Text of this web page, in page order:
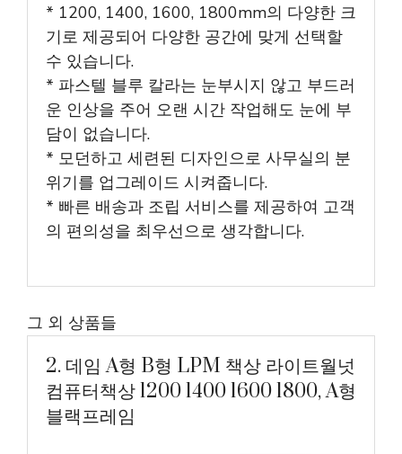
* 1200, 1400, 1600, 1800mm의 다양한 크
기로 제공되어 다양한 공간에 맞게 선택할
수 있습니다.
* 파스텔 블루 칼라는 눈부시지 않고 부드러
운 인상을 주어 오랜 시간 작업해도 눈에 부
담이 없습니다.
* 모던하고 세련된 디자인으로 사무실의 분
위기를 업그레이드 시켜줍니다.
* 빠른 배송과 조립 서비스를 제공하여 고객
의 편의성을 최우선으로 생각합니다.
그 외 상품들
2. 데임 A형 B형 LPM 책상 라이트월넛
컴퓨터책상 1200 1400 1600 1800, A형
블랙프레임